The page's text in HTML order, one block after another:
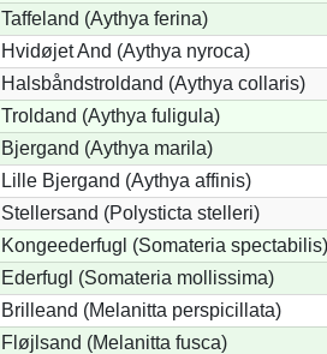
Taffeland (Aythya ferina)
Hvidøjet And (Aythya nyroca)
Halsbåndstroldand (Aythya collaris)
Troldand (Aythya fuligula)
Bjergand (Aythya marila)
Lille Bjergand (Aythya affinis)
Stellersand (Polysticta stelleri)
Kongeederfugl (Somateria spectabilis)
Ederfugl (Somateria mollissima)
Brilleand (Melanitta perspicillata)
Fløjlsand (Melanitta fusca)